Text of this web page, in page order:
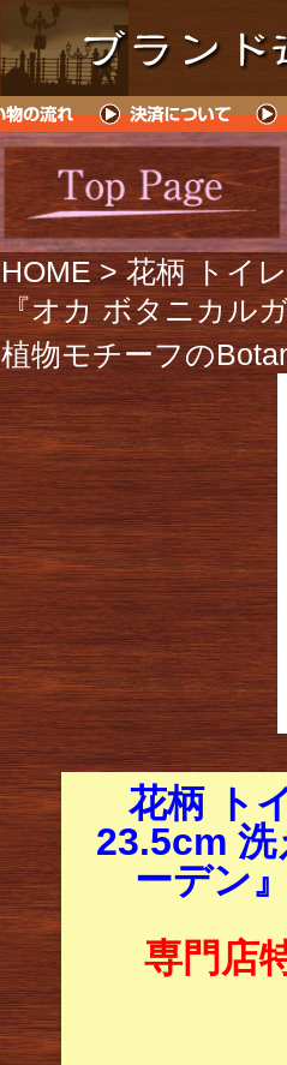
HOME > 花柄 トイ
『オカ ボタニカル
植物モチーフの
花柄 ト
23.5cm
ーデン
専門店